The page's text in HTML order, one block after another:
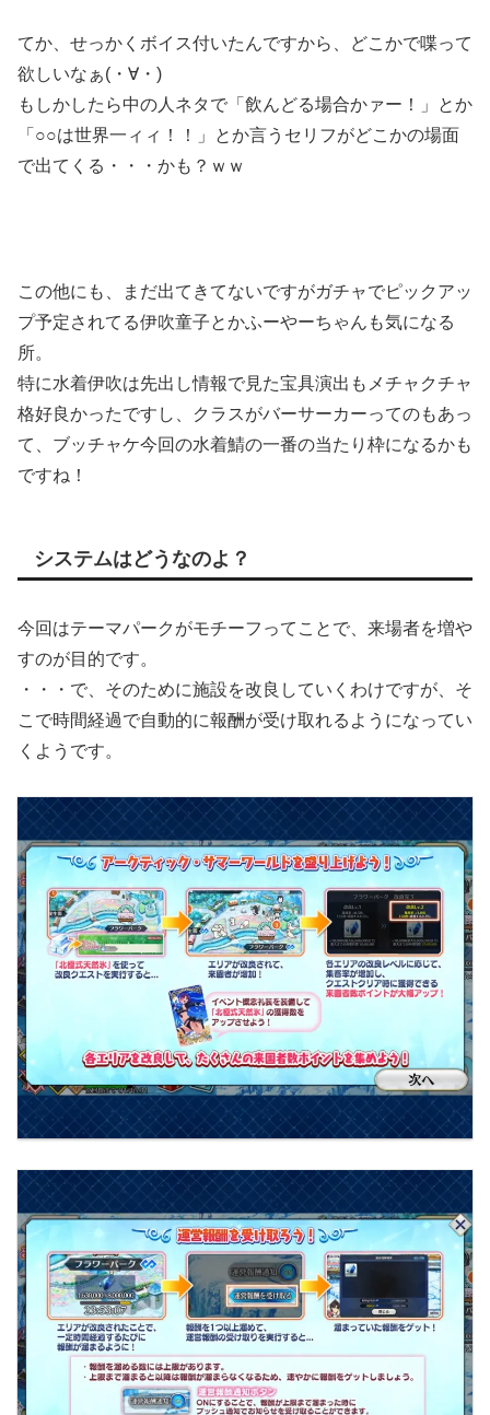
てか、せっかくボイス付いたんですから、どこかで喋って
欲しいなぁ(・∀・)
もしかしたら中の人ネタで「飲んどる場合かァー！」とか
「○○は世界一ィィ！！」とか言うセリフがどこかの場面
で出てくる・・・かも？ｗｗ
この他にも、まだ出てきてないですがガチャでピックアッ
プ予定されてる伊吹童子とかふーやーちゃんも気になる
所。
特に水着伊吹は先出し情報で見た宝具演出もメチャクチャ
格好良かったですし、クラスがバーサーカーってのもあっ
て、ブッチャケ今回の水着鯖の一番の当たり枠になるかも
ですね！
システムはどうなのよ？
今回はテーマパークがモチーフってことで、来場者を増や
すのが目的です。
・・・で、そのために施設を改良していくわけですが、そ
こで時間経過で自動的に報酬が受け取れるようになってい
くようです。